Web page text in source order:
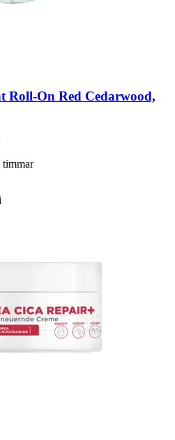
Roll-​On Red Cedarwood,
timmar